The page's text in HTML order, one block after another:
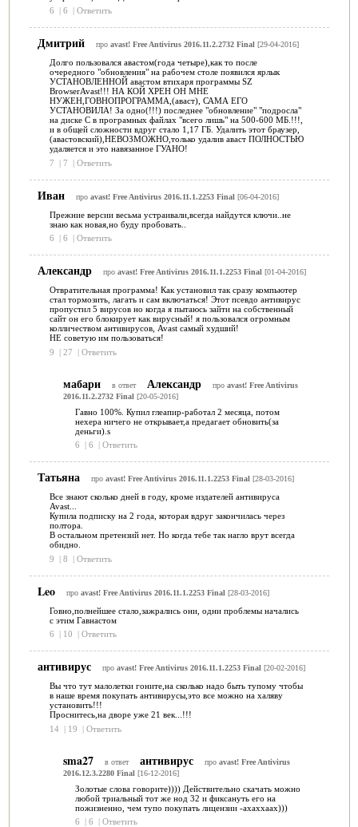
6
| 6 | Ответить
Дмитрий про avast! Free Antivirus 2016.11.2.2732 Final [29-04-2016]
Долго пользовался авастом(года четыре),как то после
очередного "обновления" на рабочем столе появился ярлык
УСТАНОВЛЕННОЙ авастом втихаря программы SZ
BrowserAvast!!! НА КОЙ ХРЕН ОН МНЕ
НУЖЕН,ГОВНОПРОГРАММА,(аваст), САМА ЕГО
УСТАНОВИЛА! За одно(!!!) последнее "обновление" "подросла"
на диске С в програмных файлах "всего лишь" на 500-600 МБ.!!!,
и в общей сложности вдруг стало 1,17 ГБ. Удалить этот браузер,
(авастовский),НЕВОЗМОЖНО,только удалив аваст ПОЛНОСТЬЮ
удаляется и это навязанное ГУАНО!
7
| 7 | Ответить
Иван про avast! Free Antivirus 2016.11.1.2253 Final [06-04-2016]
Прежние версии весьма устраивали,всегда найдутся ключи..не
знаю как новая,но буду пробовать..
6
| 6 | Ответить
Александр про avast! Free Antivirus 2016.11.1.2253 Final [01-04-2016]
Отвратительная программа! Как установил так сразу компьютер
стал тормозить, лагать и сам включаться! Этот псевдо антивирус
пропустил 5 вирусов но когда я пытаюсь зайти на собственный
сайт он его блокирует как вирусный! я пользовался огромным
колличеством антивирусов, Avast самый худший!
НЕ советую им пользоваться!
9
| 27 | Ответить
мабари в ответ Александр про avast! Free Antivirus
2016.11.2.2732 Final [20-05-2016]
Гавно 100%. Купил глеапир-работал 2 месяца, потом
нехера ничего не открывает,а предагает обновить(за
деньги).s
6
| 6 | Ответить
Татьяна про avast! Free Antivirus 2016.11.1.2253 Final [28-03-2016]
Все знают сколько дней в году, кроме издателей антивируса
Avast...
Купила подписку на 2 года, которая вдруг закончилась через
полтора.
В остальном претензий нет. Но когда тебе так нагло врут всегда
обидно.
9
| 8 | Ответить
Leo про avast! Free Antivirus 2016.11.1.2253 Final [28-03-2016]
Говно,полнейшее стало,зажрались они, одни проблемы начались
с этим Гавнастом
6
| 10 | Ответить
антивирус про avast! Free Antivirus 2016.11.1.2253 Final [20-02-2016]
Вы что тут малолетки гоните,на сколько надо быть тупому чтобы
в наше время покупать антивирусы,это все можно на халяву
установить!!!
Проснитесь,на дворе уже 21 век...!!!
14 | 19 | Ответить
sma27 в ответ антивирус про avast! Free Antivirus
2016.12.3.2280 Final [16-12-2016]
Золотые слова говорите)))) Действительно скачать можно
любой триальный тот же нод 32 и фиксануть его на
пожизненно, чем тупо покупать лицензии -ахаххаах)))
6
| 6 | Ответить